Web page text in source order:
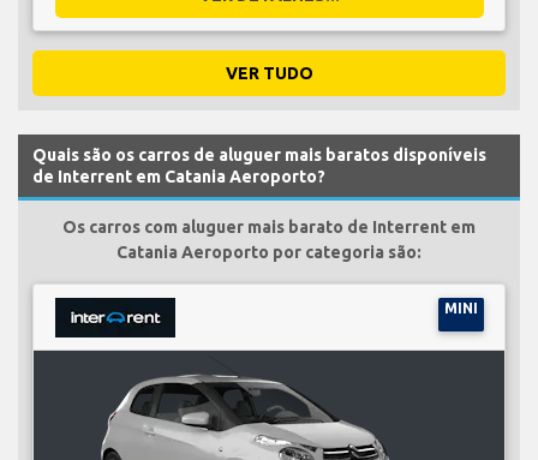
VER TUDO
Quais são os carros de aluguer mais baratos disponíveis
de Interrent em Catania Aeroporto?
Os carros com aluguer mais barato de Interrent em
Catania Aeroporto por categoria são:
MINI